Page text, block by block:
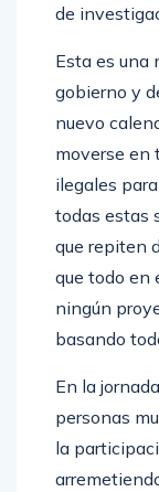
de
Esta es una
gobierno y
nuevo
moverse en
ilegales
todas estas
que repiten
que todo en
ningún
basando
En la
personas
la